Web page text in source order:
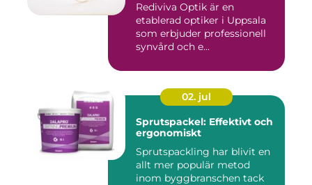
Rediviva Optik är en
etablerad optiker i Uppsala
som erbjuder professionell
synvård och e...
02. jul
Sprutspackel: Effektivt och
ergonomiskt
Sprutspackling har blivit en
allt mer populär metod
inom byggbranschen tack